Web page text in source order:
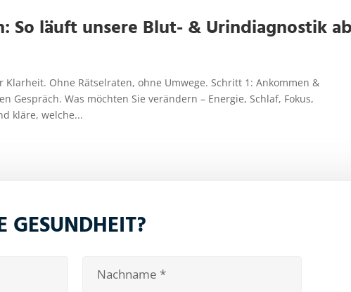
So läuft unsere Blut- & Urindiagnostik
Ohne Rätselraten, ohne Umwege. Schritt 1: Ankommen &
Gespräch. Was möchten Sie verändern – Energie, Schlaf, Fokus,
kläre, welche...
GESUNDHEIT?